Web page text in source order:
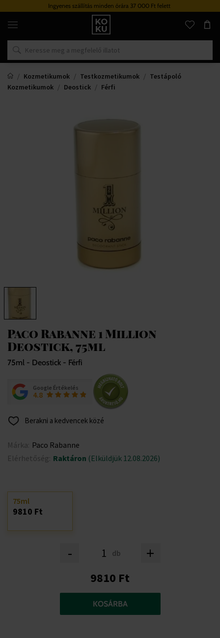
Ingyenes szállítás minden órára 37 000 Ft felett
Eredeti
parfümök
órák
egy
Kozmetikumok Testkozmetikumok
Testápoló
Kozmetikumok
Deostick Férfi
Paco Rabanne 1 Million
Deostick, 75ml
75ml - Deostick - Férfi
Google Értékelés
4.8
Berakni a kedvencek közé
Márka: Paco Rabanne
Elérhetőség: Raktáron (Elküldjük 12.08.2026)
- db +
75ml
9810 Ft
9810 Ft
KOSÁRBA